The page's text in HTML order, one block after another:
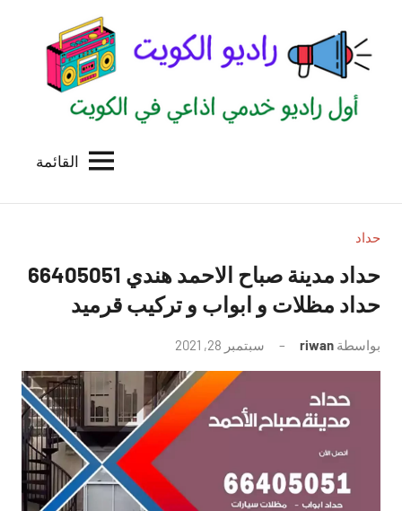
المحتوى
الكويت
للاعلانات
بالكويت
القائمة
حداد
حداد مدينة صباح الاحمد هندي 66405051
حداد مظلات و ابواب و تركيب قرميد
بواسطة riwan سبتمبر 28, 2021
توجد
تعليقات